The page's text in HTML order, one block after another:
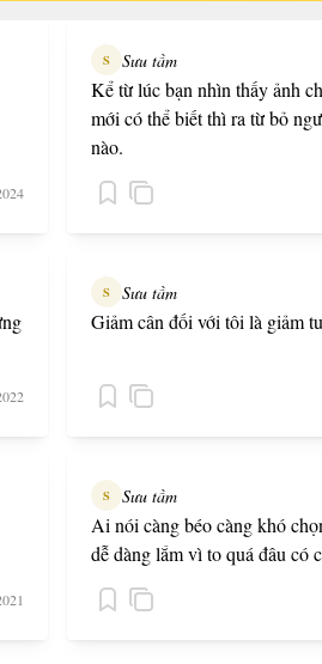
S Sưu tầm
Kể từ lúc bạn nhìn thấy ảnh
mới có thể biết thì ra từ bỏ
nào.
S Sưu tầm
Giảm cân đối với tôi là giảm
S Sưu tầm
Ai nói càng béo càng khó
dễ dàng lắm vì to quá đâu có